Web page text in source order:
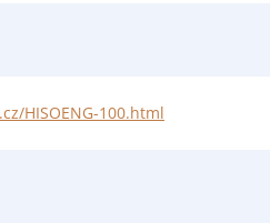
HISOENG-100.html